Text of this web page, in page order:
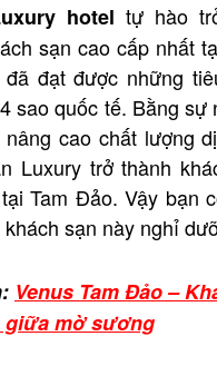
hotel tự hào
sạn cao cấp nhất
đạt được những
sao quốc tế. Bằng sự
cao chất lượng
Luxury trở thành
Tam Đảo. Vậy bạn
sạn này nghỉ
Venus Tam Đảo –
giữa mờ sương